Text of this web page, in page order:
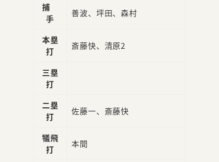
捕
手
善波、坪田、森村
本塁
打
斎藤快、清原2
三塁
打
二塁
打
佐藤一、斎藤快
犠飛
打
本間